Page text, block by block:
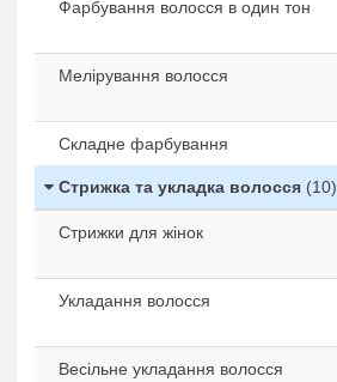
Фарбування волосся в один тон
Мелірування волосся
Складне фарбування
Стрижка та укладка волосся (10)
Стрижки для жінок
Укладання волосся
Весільне укладання волосся